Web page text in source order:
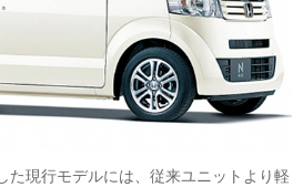
現行モデルには、従来ユニットより軽